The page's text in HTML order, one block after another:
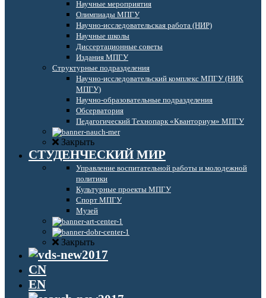
Научные мероприятия
Олимпиады МПГУ
Научно-исследовательская работа (НИР)
Научные школы
Диссертационные советы
Издания МПГУ
Структурные подразделения
Научно-исследовательский комплекс МПГУ (НИК
МПГУ)
Научно-образовательные подразделения
Обсерватория
Педагогический Технопарк «Кванториум» МПГУ
Закрыть
СТУДЕНЧЕСКИЙ МИР
Управление воспитательной работы и молодежной
политики
Культурные проекты МПГУ
Спорт МПГУ
Музей
Закрыть
CN
EN